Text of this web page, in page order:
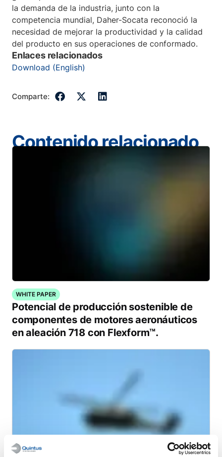
la demanda de la industria, junto con la
competencia mundial, Daher-Socata reconoció la
necesidad de mejorar la productividad y la calidad
del producto en sus operaciones de conformado.
Enlaces relacionados
Download (English)
Comparte:
Contenido relacionado
WHITE PAPER
Potencial de producción sostenible de
componentes de motores aeronáuticos
en aleación 718 con Flexform™.